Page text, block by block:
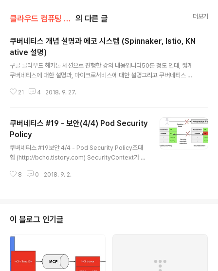
클라우드 컴퓨팅 & NoSQL/도커 & 쿠버네티스 의 다른 글 더보기
쿠버네티스 개념 설명과 에코 시스템 (Spinnaker, Istio, KN
ative 설명)
구글 클라우드 해커톤 세션으로 진행한 강의 내용입니다50분 정도 인데, 짧게
쿠버네티스에 대한 설명과, 마이크로서비스에 대한 설명그리고 쿠버네티스 에
21 4 2018. 9. 27.
쿠버네티스 #19 - 보안(4/4) Pod Security
Policy
쿠버네티스 #19보안 4/4 - Pod Security Policy조대
협 (http://bcho.tistory.com) SecurityContext가 컨
ecurity Policy (이하 PSP)는 보안 기능에 대한 정책을
(2018년9월1일) 베타 상태이기 때문에 다소의 기능 변경
이 있을 수 있음을 염두하고 사용하도록 하자. 개념개념이
복잡하기 때문에 먼저 기본적인 개념을 이해한 후에, 각 상
후에, 사용자에게..
8 0 2018. 9. 2.
이 블로그 인기글